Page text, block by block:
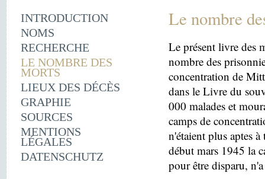
INTRODUCTION
NOMS
RECHERCHE
LE NOMBRE DES
MORTS
LIEUX DES DÉCÈS
GRAPHIE
SOURCES
MENTIONS
LÉGALES
DATENSCHUTZ
Le nombre
Le présent livre des
nombre des
concentration de
dans le Livre du
000 malades et
camps de
n'étaient plus aptes
début mars 1945 la
pour être disparu,